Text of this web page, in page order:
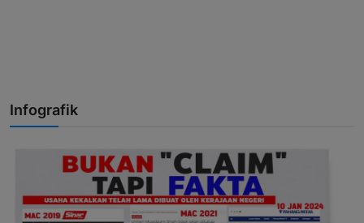
Infografik